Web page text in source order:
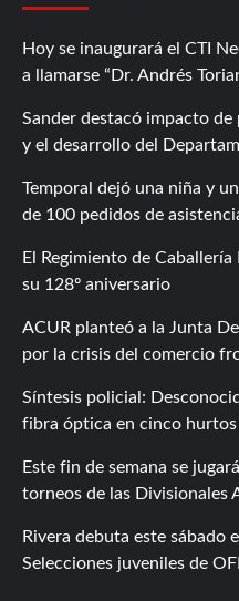
Hoy se inaugurará el CTI
a llamarse “Dr. Andrés
Sander destacó impacto
y el desarrollo del
Temporal dejó una niña y
de 100 pedidos de
El Regimiento de
su 128º aniversario
ACUR planteó a la Junta
por la crisis del comercio
Síntesis policial:
fibra óptica en cinco hurtos
Este fin de semana se
torneos de las Divisionales
Rivera debuta este sábado
Selecciones juveniles de OFI